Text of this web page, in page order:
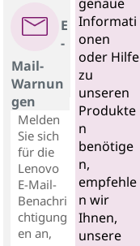
E
-
Mail-
Warnun
gen
Melden
Sie sich
für die
Lenovo
E-Mail-
Benachri
chtigung
en an,
genaue
Informati
onen
oder Hilfe
zu
unseren
Produkte
n
benötige
n,
empfehle
n wir
Ihnen,
unsere